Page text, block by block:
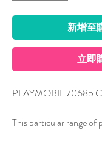
新增至
立即
PLAYMOBIL 70685
This particular range of